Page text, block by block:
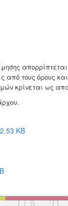
τους όρους
κρίνεται ως
.
KB